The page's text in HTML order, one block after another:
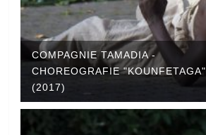
COMPAGNIE TAMADIA -
CHOREOGRAFIE "KOUNFETAGA"
(2017)